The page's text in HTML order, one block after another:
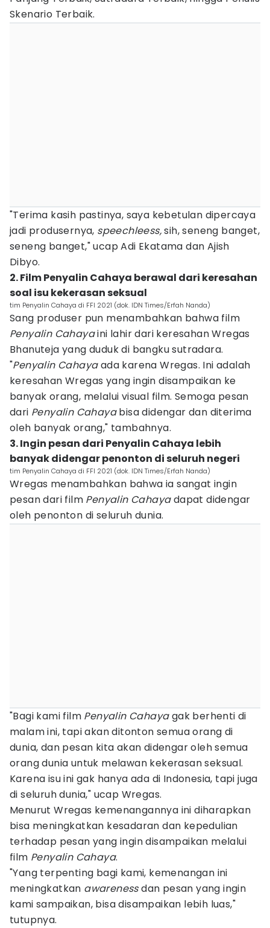
Skenario Terbaik.
"Terima kasih pastinya, saya kebetulan dipercaya
jadi produsernya, speechleess,sih, seneng banget,
seneng banget," ucap Adi Ekatama dan Ajish
Dibyo.
2. Film Penyalin Cahaya berawal dari keresahan
soal isu kekerasan seksual
tim Penyalin Cahaya di FFI 2021 (dok. IDN Times/Erfah Nanda)
Sang produser pun menambahkan bahwa film
Penyalin Cahayaini lahir dari keresahan Wregas
Bhanuteja yang duduk di bangku sutradara.
"Penyalin Cahayaada karena Wregas. Ini adalah
keresahan Wregas yang ingin disampaikan ke
banyak orang, melalui visual film. Semoga pesan
dari Penyalin Cahayabisa didengar dan diterima
oleh banyak orang," tambahnya.
3. Ingin pesan dari Penyalin Cahaya lebih
banyak didengar penonton di seluruh negeri
tim Penyalin Cahaya di FFI 2021 (dok. IDN Times/Erfah Nanda)
Wregas menambahkan bahwa ia sangat ingin
pesan dari film Penyalin Cahayadapat didengar
oleh penonton di seluruh dunia.
"Bagi kami film Penyalin Cahayagak berhenti di
malam ini, tapi akan ditonton semua orang di
dunia, dan pesan kita akan didengar oleh semua
orang dunia untuk melawan kekerasan seksual.
Karena isu ini gak hanya ada di Indonesia, tapi juga
di seluruh dunia," ucap Wregas.
Menurut Wregas kemenangannya ini diharapkan
bisa meningkatkan kesadaran dan kepedulian
terhadap pesan yang ingin disampaikan melalui
film Penyalin Cahaya.
"Yang terpenting bagi kami, kemenangan ini
meningkatkan awarenessdan pesan yang ingin
kami sampaikan, bisa disampaikan lebih luas,"
tutupnya.